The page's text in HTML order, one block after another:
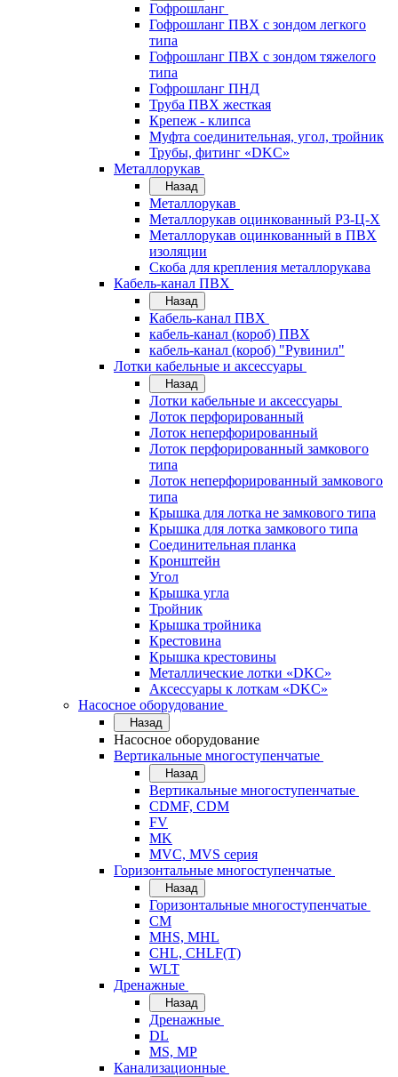
Гофрошланг
Гофрошланг ПВХ с зондом легкого
типа
Гофрошланг ПВХ с зондом тяжелого
типа
Гофрошланг ПНД
Труба ПВХ жесткая
Крепеж - клипса
Муфта соединительная, угол, тройник
Трубы, фитинг «DKC»
Металлорукав
Назад
Металлорукав
Металлорукав оцинкованный РЗ-Ц-Х
Металлорукав оцинкованный в ПВХ
изоляции
Скоба для крепления металлорукава
Кабель-канал ПВХ
Назад
Кабель-канал ПВХ
кабель-канал (короб) ПВХ
кабель-канал (короб) "Рувинил"
Лотки кабельные и аксессуары
Назад
Лотки кабельные и аксессуары
Лоток перфорированный
Лоток неперфорированный
Лоток перфорированный замкового
типа
Лоток неперфорированный замкового
типа
Крышка для лотка не замкового типа
Крышка для лотка замкового типа
Соединительная планка
Кронштейн
Угол
Крышка угла
Тройник
Крышка тройника
Крестовина
Крышка крестовины
Металлические лотки «DKC»
Аксессуары к лоткам «DKC»
Насосное оборудование
Назад
Насосное оборудование
Вертикальные многоступенчатые
Назад
Вертикальные многоступенчатые
CDMF, CDM
FV
MK
MVC, MVS серия
Горизонтальные многоступенчатые
Назад
Горизонтальные многоступенчатые
CM
MHS, MHL
CHL, CHLF(T)
WLT
Дренажные
Назад
Дренажные
DL
MS, MP
Канализационные